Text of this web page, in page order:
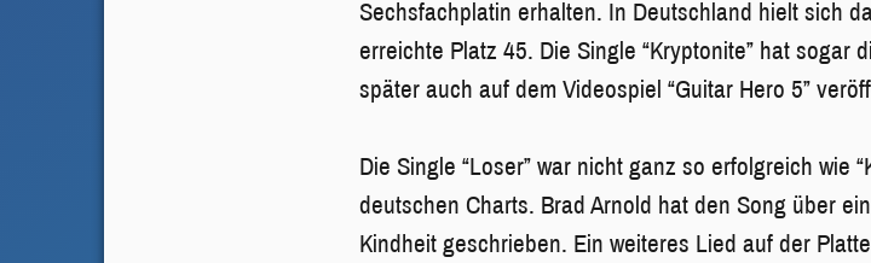
Sechsfachplatin erhalten. In Deutschland hielt sich
erreichte Platz 45. Die Single “Kryptonite” hat sogar
später auch auf dem Videospiel “Guitar Hero 5”
Die Single “Loser” war nicht ganz so erfolgreich wie
deutschen Charts. Brad Arnold hat den Song über
Kindheit geschrieben. Ein weiteres Lied auf der